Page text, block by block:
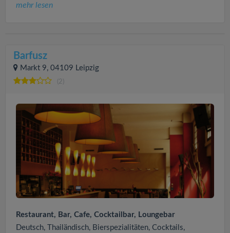
mehr lesen
Barfusz
Markt 9, 04109 Leipzig
(2)
Restaurant, Bar, Cafe, Cocktailbar, Loungebar
Deutsch, Thailändisch, Bierspezialitäten, Cocktails,